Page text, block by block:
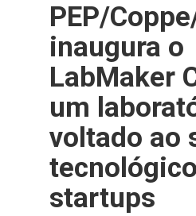
PEP/
inaugura o
LabMaker
um
voltado ao
startups